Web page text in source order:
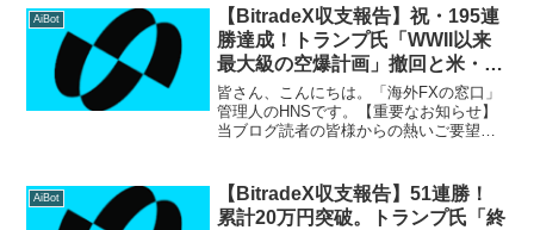
成しました！相場に急な揺さぶりがかか
る局面こ...
AiBot
【BitradeX収支報告】祝・195連
勝達成！トランプ氏「WWII以来
最大級の空爆計画」撤回と米・イ
ラン直接協議開始の波乱相場を制
し、日益160USDTの大台突破＆
累計利益283万円超え！
皆さん、こんにちは。「海外FXの窓口」
管理人のHNSです。【重要なお知らせ】
当ブログ読者の皆様からの熱いご要望に
名で気軽に参加でき、リアルタイムの収
支報告や簡単な...
AiBot
【BitradeX収支報告】51連勝！
累計20万円突破。トランプ氏「終